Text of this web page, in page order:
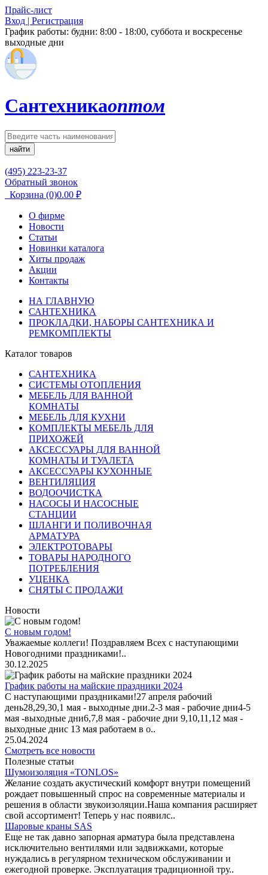
Прайс-лист
Вход | Регистрация
График работы: будни: 8:00 - 18:00, суббота и воскресенье
выходные дни
Сантехникаоптом
найти
(495) 223-23-37
Обратный звонок
Корзина (0)0.00 ₽
О фирме
Новости
Статьи
Новинки каталога
Хиты продаж
Акции
Контакты
НА ГЛАВНУЮ
САНТЕХНИКА
ПРОКЛАДКИ, НАБОРЫ САНТЕХНИКА И
РЕМКОМПЛЕКТЫ
Каталог товаров
САНТЕХНИКА
СИСТЕМЫ ОТОПЛЕНИЯ
МЕБЕЛЬ ДЛЯ ВАННОЙ
КОМНАТЫ
МЕБЕЛЬ ДЛЯ КУХНИ
КОМПЛЕКТЫ МЕБЕЛЬ ДЛЯ
ПРИХОЖЕЙ
АКСЕССУАРЫ ДЛЯ ВАННОЙ
КОМНАТЫ И ТУАЛЕТА
АКСЕССУАРЫ КУХОННЫЕ
ВЕНТИЛЯЦИЯ
ВОДООЧИСТКА
НАСОСЫ И НАСОСНЫЕ
СТАНЦИИ
ШЛАНГИ И ПОЛИВОЧНАЯ
АРМАТУРА
ЭЛЕКТРОТОВАРЫ
ТОВАРЫ НАРОДНОГО
ПОТРЕБЛЕНИЯ
УЦЕНКА
СНЯТЫ С ПРОДАЖИ
Новости
С новым годом!
Уважаемые коллеги! Поздравляем Всех с наступающими
Новогодними праздниками!..
30.12.2025
График работы на майские праздники 2024
С наступающими праздниками!27 апреля рабочий
день28,29,30,1 мая - выходные дни.2-3 мая - рабочие дни4-5
мая -выходные дни6,7,8 мая - рабочие дни 9,10,11,12 мая -
выходные днис 13 мая работаем в о..
25.04.2024
Смотреть все новости
Полезные статьи
Шумоизоляция «TONLOS»
Желание создать акустический комфорт внутри помещений
рождает повышенный спрос на современные материалы и
решения в области звукоизоляции.Наша компания расширяет
свой ассортимент! Теперь у нас появилс..
Шаровые краны SAS
Еще не так давно запорная арматура была представлена
исключительно вентилями или задвижками, которые
нуждались в регулярном техническом обслуживании и
ежегодной проверке. Эксплуатация традиционной тру..